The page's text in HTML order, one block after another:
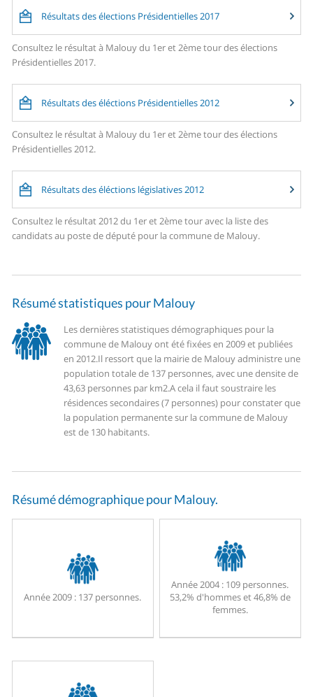
Résultats des élections Présidentielles 2017
Consultez le résultat à Malouy du 1er et 2ème tour des élections
Présidentielles 2017.
Résultats des éléctions Présidentielles 2012
Consultez le résultat à Malouy du 1er et 2ème tour des élections
Présidentielles 2012.
Résultats des éléctions législatives 2012
Consultez le résultat 2012 du 1er et 2ème tour avec la liste des
candidats au poste de député pour la commune de Malouy.
Résumé statistiques pour Malouy
Les dernières statistiques démographiques pour la
commune de Malouy ont été fixées en 2009 et publiées
en 2012.Il ressort que la mairie de Malouy administre une
population totale de 137 personnes, avec une densite de
43,63 personnes par km2.A cela il faut soustraire les
résidences secondaires (7 personnes) pour constater que
la population permanente sur la commune de Malouy
est de 130 habitants.
Résumé démographique pour Malouy.
Année 2009 : 137 personnes.
Année 2004 : 109 personnes.
53,2% d'hommes et 46,8% de
femmes.